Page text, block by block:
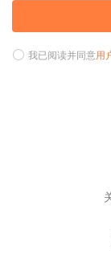
我已阅读并同意用